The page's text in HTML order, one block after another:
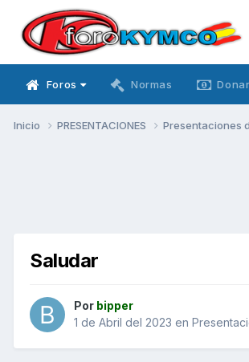
Foros Normas
Inicio PRESENTACIONES Presentaciones
Saludar
Por bipper
1 de Abril del 2023 en